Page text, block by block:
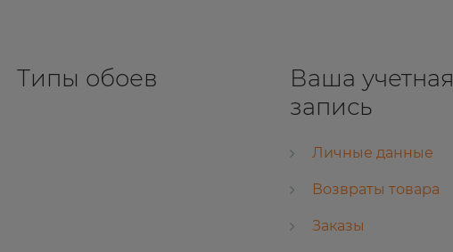
Типы обоев
Ваша учетная
запись
Личные данные
Возвраты товара
Заказы